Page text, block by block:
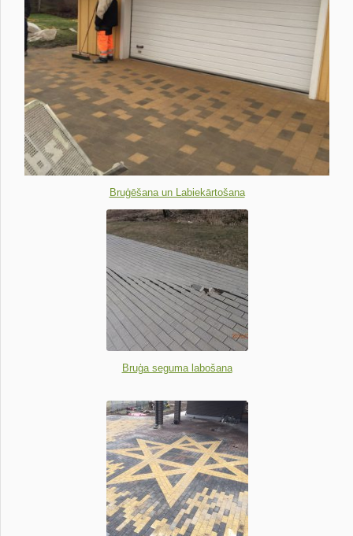
Bruģēšana un Labiekārtošana
Bruģa seguma labošana